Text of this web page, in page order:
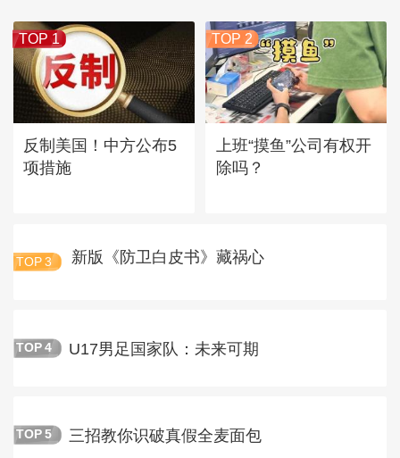
TOP 1
反制美国！中方公布5
项措施
TOP 2
上班“摸鱼”公司有权开
除吗？
TOP 3 新版《防卫白皮书》藏祸心
TOP 4 U17男足国家队：未来可期
TOP 5 三招教你识破真假全麦面包